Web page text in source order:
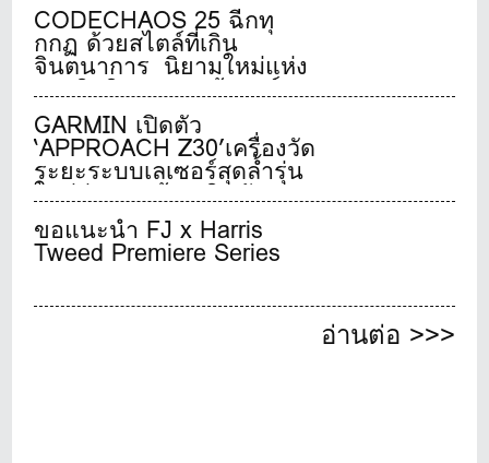
CODECHAOS 25 ฉีกทุ
กกฏ ด้วยสไตล์ที่เกิน
จินตนาการ นิยามใหม่แห่ง
ประสิทธิภาพรองเท้ากอล์ฟ
ไร้ปุ่มระดับทัวร์
GARMIN เปิดตัว
‘APPROACH Z30’เครื่องวัด
ระยะระบบเลเซอร์สุดล้ำรุ่น
ใหม่ล่าสุด พร้อมเปิดตัว
GARMIN GOLF CLUBครั้ง
แรกในไทย
ขอแนะนำ FJ x Harris
Tweed Premiere Series
อ่านต่อ >>>